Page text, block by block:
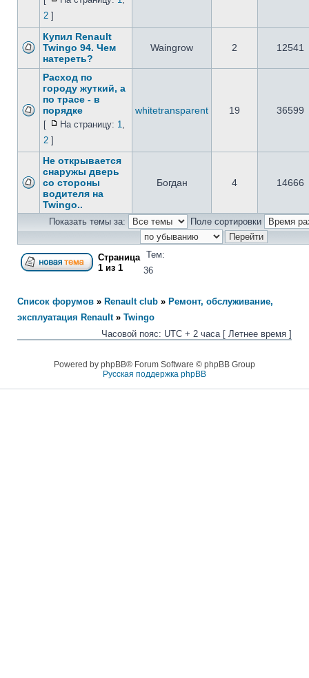
2 ]
Купил Renault
Twingo 94. Чем
натереть?
Waingrow 2 12541
Расход по
городу жуткий, а
по трасе - в
порядке
[ На страницу: 1,
2 ]
whitetransparent 19 36599
Не открывается
снаружы дверь
со стороны
водителя на
Twingo..
Богдан 4 14666
Показать темы за: Поле сортировки
Страница
1 из 1
Тем:
36
Список форумов » Renault club » Ремонт, обслуживание,
эксплуатация Renault» Twingo
Часовой пояс: UTC + 2 часа [ Летнее время ]
Powered by phpBB® Forum Software © phpBB Group
Русская поддержка phpBB